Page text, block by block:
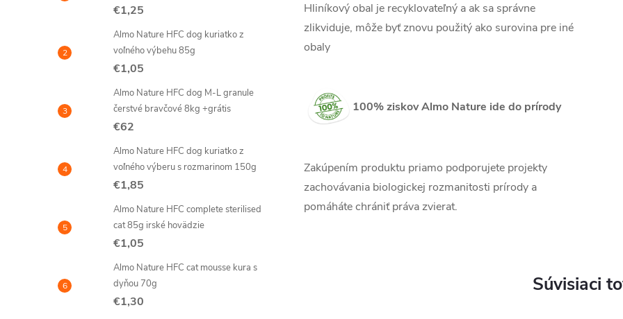
€1,25
Almo Nature HFC dog kuriatko z
voľného výbehu 85g
€1,05
Almo Nature HFC dog M-L granule
čerstvé bravčové 8kg +grátis
€62
Almo Nature HFC dog kuriatko z
voľného výberu s rozmarinom 150g
€1,85
Almo Nature HFC complete sterilised
cat 85g irské hovädzie
€1,05
Almo Nature HFC cat mousse kura s
dyňou 70g
€1,30
Hliníkový obal je recyklovateľný a ak sa správne
zlikviduje, môže byť znovu použitý ako surovina pre iné
obaly
100% ziskov Almo Nature ide do prírody
Zakúpením produktu priamo podporujete projekty
zachovávania biologickej rozmanitosti prírody a
pomáháte chrániť práva zvierat.
Súvisiaci